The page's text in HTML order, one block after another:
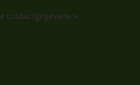
contactgegevens >